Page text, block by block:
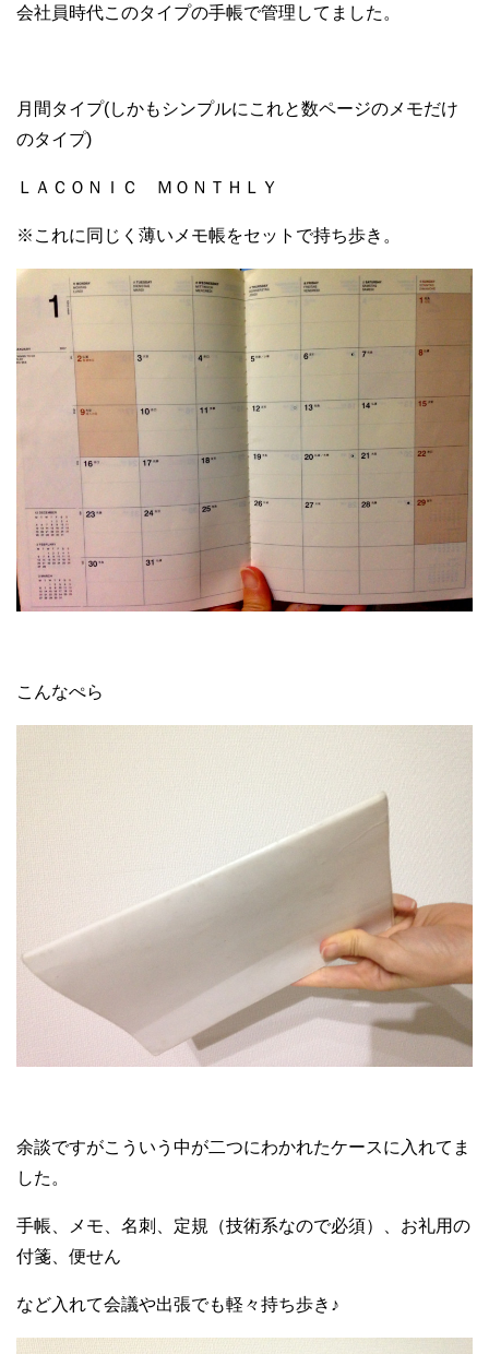
会社員時代このタイプの手帳で管理してました。
月間タイプ(しかもシンプルにこれと数ページのメモだけ
のタイプ)
ＬＡＣＯＮＩＣ ＭＯＮＴＨＬＹ
※これに同じく薄いメモ帳をセットで持ち歩き。
こんなぺら
余談ですがこういう中が二つにわかれたケースに入れてま
した。
手帳、メモ、名刺、定規（技術系なので必須）、お礼用の
付箋、便せん
など入れて会議や出張でも軽々持ち歩き♪